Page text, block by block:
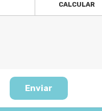
CALCULAR
Enviar